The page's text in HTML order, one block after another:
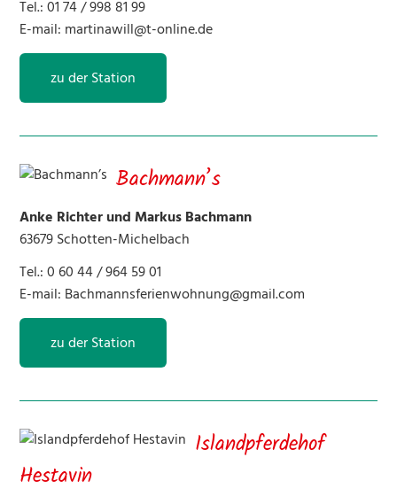
Tel.: 01 74 / 998 81 99
E-mail: martinawill@t-online.de
zu der Station
Bachmann’s
Anke Richter und Markus Bachmann
63679 Schotten-Michelbach
Tel.: 0 60 44 / 964 59 01
E-mail: Bachmannsferienwohnung@gmail.com
zu der Station
Islandpferdehof
Hestavin